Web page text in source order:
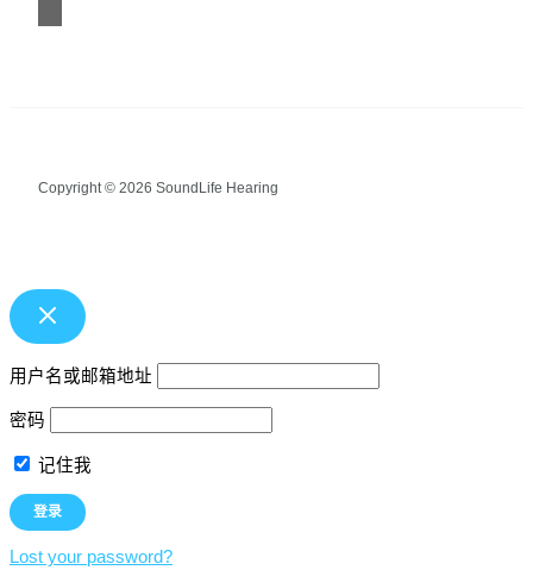
Copyright © 2026 SoundLife Hearing
用户名或邮箱地址
密码
记住我
Lost your password?